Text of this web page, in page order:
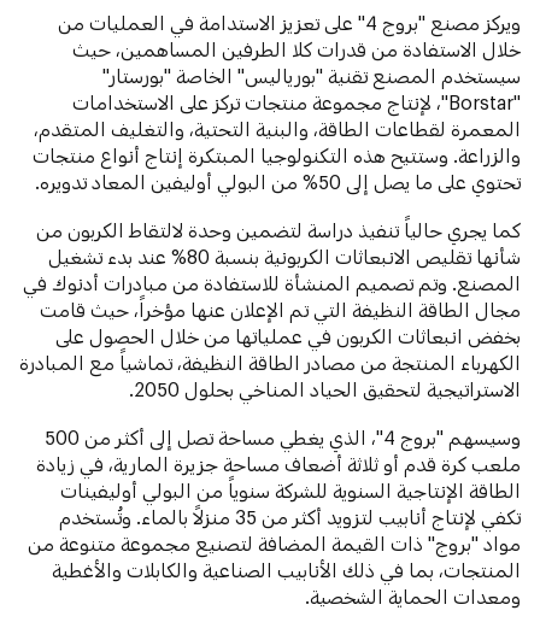
ويركز مصنع "بروج 4" على تعزيز الاستدامة في العمليات من
خلال الاستفادة من قدرات كلا الطرفين المساهمين، حيث
سيستخدم المصنع تقنية "بورياليس" الخاصة "بورستار"
"Borstar"، لإنتاج مجموعة منتجات تركز على الاستخدامات
المعمرة لقطاعات الطاقة، والبنية التحتية، والتغليف المتقدم،
والزراعة. وستتيح هذه التكنولوجيا المبتكرة إنتاج أنواع منتجات
تحتوي على ما يصل إلى 50% من البولي أوليفين المعاد تدويره.
كما يجري حالياً تنفيذ دراسة لتضمين وحدة لالتقاط الكربون من
شأنها تقليص الانبعاثات الكربونية بنسبة 80% عند بدء تشغيل
المصنع. وتم تصميم المنشأة للاستفادة من مبادرات أدنوك في
مجال الطاقة النظيفة التي تم الإعلان عنها مؤخراً، حيث قامت
بخفض انبعاثات الكربون في عملياتها من خلال الحصول على
الكهرباء المنتجة من مصادر الطاقة النظيفة، تماشياً مع المبادرة
الاستراتيجية لتحقيق الحياد المناخي بحلول 2050.
وسيسهم "بروج 4"، الذي يغطي مساحة تصل إلى أكثر من 500
ملعب كرة قدم أو ثلاثة أضعاف مساحة جزيرة المارية، في زيادة
الطاقة الإنتاجية السنوية للشركة سنوياً من البولي أوليفينات
تكفي لإنتاج أنابيب لتزويد أكثر من 35 منزلاً بالماء. وتُستخدم
مواد "بروج" ذات القيمة المضافة لتصنيع مجموعة متنوعة من
المنتجات، بما في ذلك الأنابيب الصناعية والكابلات والأغطية
ومعدات الحماية الشخصية.